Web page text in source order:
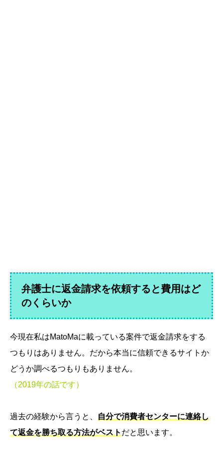
弁護士に返金請求を依頼すると費用はど
のくらいか
今現在私はMatoMaに載っている案件で返金請求をする
つもりはありません。だから本当に信頼できるサイトか
どうか調べるつもりもありません。
（2019年の話です）
過去の経験から言うと、
自分で消費者センターに連絡し
て返金を勝ち取る方法がベスト だと思います。